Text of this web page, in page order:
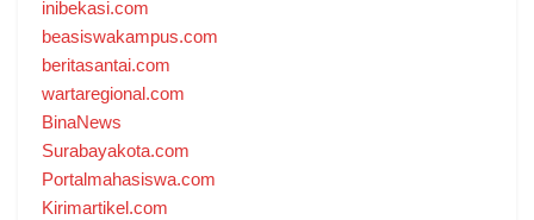
inibekasi.com
beasiswakampus.com
beritasantai.com
wartaregional.com
BinaNews
Surabayakota.com
Portalmahasiswa.com
Kirimartikel.com